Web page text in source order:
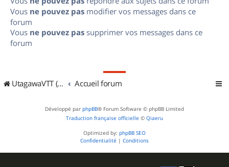
Vous ne pouvez pas modifier vos messages dans ce
forum
Vous ne pouvez pas supprimer vos messages dans ce
forum
UtagawaVTT (Randos VTT et VTTAE avec traces GPS) Accueil forum
Développé par phpBB® Forum Software © phpBB Limited
Traduction française officielle © Qiaeru
Optimized by: phpBB SEO
Confidentialité | Conditions